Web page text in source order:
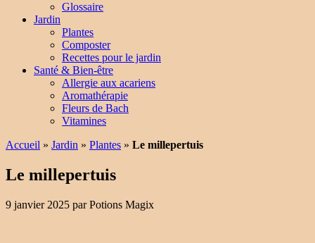
Glossaire
Jardin
Plantes
Composter
Recettes pour le jardin
Santé & Bien-être
Allergie aux acariens
Aromathérapie
Fleurs de Bach
Vitamines
Accueil » Jardin » Plantes » Le millepertuis
Le millepertuis
9 janvier 2025 parPotions Magix